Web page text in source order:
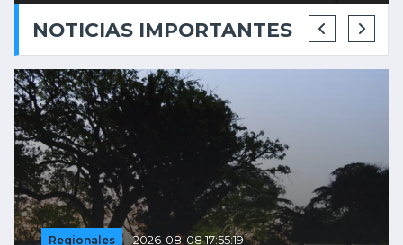
NOTICIAS IMPORTANTES
Regionales 2026-08-08 17:55:19